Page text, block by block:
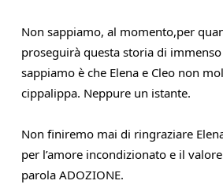
Non sappiamo, al momento,per
proseguirà questa storia di
sappiamo è che Elena e Cleo non
cippalippa. Neppure un istante.
Non finiremo mai di ringraziare
per l’amore incondizionato e il
parola ADOZIONE.